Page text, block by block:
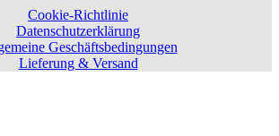
Cookie-Richtlinie
Datenschutzerklärung
Geschäftsbedingungen
Lieferung & Versand